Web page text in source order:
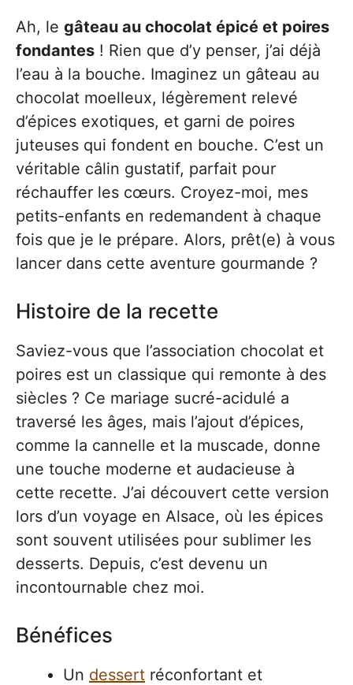
Ah, le gâteau au chocolat épicé et poires
fondantes ! Rien que d’y penser, j’ai déjà
l’eau à la bouche. Imaginez un gâteau au
chocolat moelleux, légèrement relevé
d’épices exotiques, et garni de poires
juteuses qui fondent en bouche. C’est un
véritable câlin gustatif, parfait pour
réchauffer les cœurs. Croyez-moi, mes
petits-enfants en redemandent à chaque
fois que je le prépare. Alors, prêt(e) à vous
lancer dans cette aventure gourmande ?
Histoire de la recette
Saviez-vous que l’association chocolat et
poires est un classique qui remonte à des
siècles ? Ce mariage sucré-acidulé a
traversé les âges, mais l’ajout d’épices,
comme la cannelle et la muscade, donne
une touche moderne et audacieuse à
cette recette. J’ai découvert cette version
lors d’un voyage en Alsace, où les épices
sont souvent utilisées pour sublimer les
desserts. Depuis, c’est devenu un
incontournable chez moi.
Bénéfices
Un dessert réconfortant et